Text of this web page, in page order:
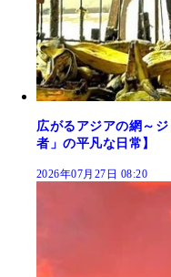
広がるアジアの網～
者」の平凡な日常】
2026年07月27日 08:20